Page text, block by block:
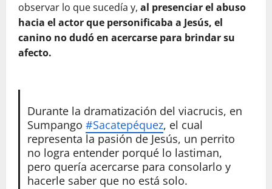
observar lo que sucedía y, al presenciar el abuso
hacia el actor que personificaba a Jesús, el
canino no dudó en acercarse para brindar su
afecto.
Durante la dramatización del viacrucis, en
Sumpango #Sacatepéquez, el cual
representa la pasión de Jesús, un perrito
no logra entender porqué lo lastiman,
pero quería acercarse para consolarlo y
hacerle saber que no está solo.